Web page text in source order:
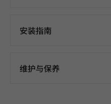
安装指南
维护与保养